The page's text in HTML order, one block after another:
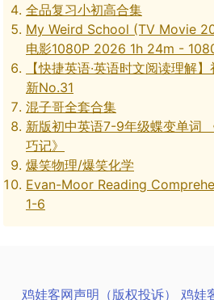
全品复习小初高合集
My Weird School (TV Movie
电影1080P 2026 1h 24m -
【快捷英语·英语时文阅读理解
新No.31
混子哥全套合集
新版初中英语7-9年级蝶变单词
巧记》
爆笑物理/爆笑化学
Evan-Moor Reading
1-6
鸡娃客网声明（版权投诉） 鸡娃